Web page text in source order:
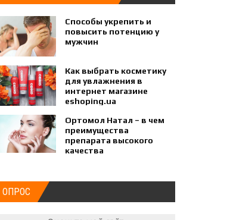
Способы укрепить и
повысить потенцию у
мужчин
Как выбрать косметику
для увлажнения в
интернет магазине
eshoping.ua
Ортомол Натал – в чем
преимущества
препарата высокого
качества
ОПРОС